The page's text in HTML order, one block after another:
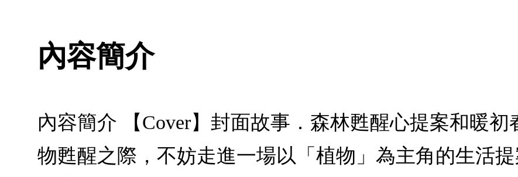
內容簡介
內容簡介 【Cover】封面故事．森林甦醒心提案和暖
物甦醒之際，不妨走進一場以「植物」為主角的生活